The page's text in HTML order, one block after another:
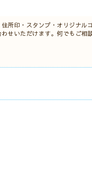
所印・スタンプ・オリジナル
せいただけます。何でもご相